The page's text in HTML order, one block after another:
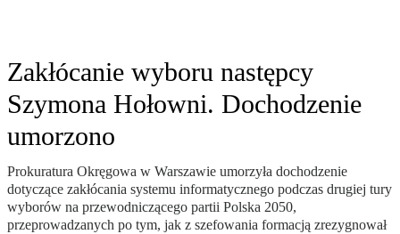
Zakłócanie wyboru następcy
Szymona Hołowni. Dochodzenie
umorzono
Prokuratura Okręgowa w Warszawie umorzyła dochodzenie
dotyczące zakłócania systemu informatycznego podczas drugiej tury
wyborów na przewodniczącego partii Polska 2050,
przeprowadzanych po tym, jak z szefowania formacją zrezygnował